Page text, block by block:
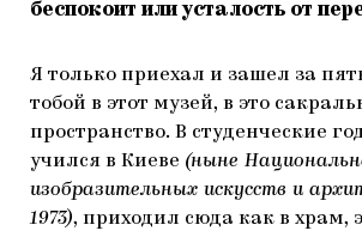
беспокоит или усталость от
Я только приехал и зашел за
тобой в этот музей, в это
пространство. В студенческие
учился в Киеве (ныне
изобразительных искусств и
1973), приходил сюда как в храм,